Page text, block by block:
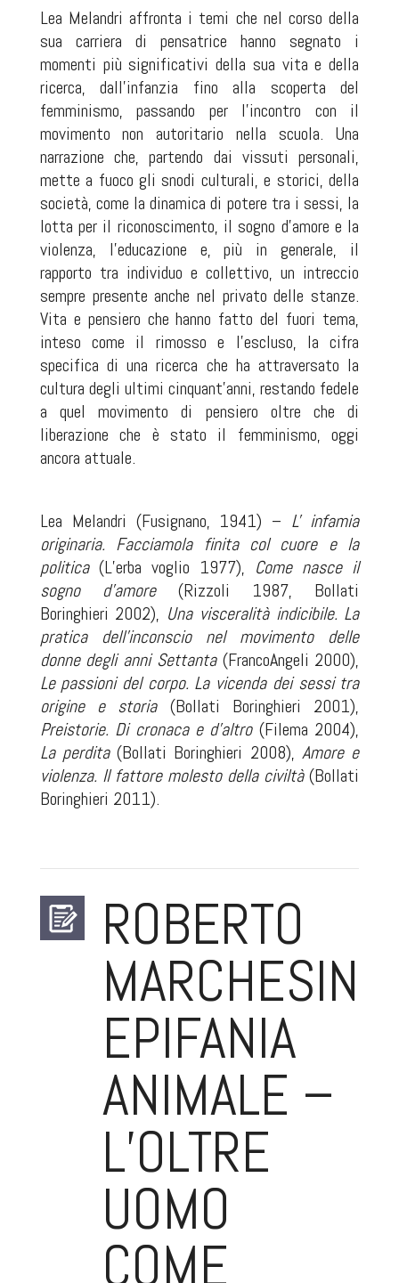
Lea Melandri affronta i temi che nel corso della
sua carriera di pensatrice hanno segnato i
momenti più significativi della sua vita e della
ricerca, dall’infanzia fino alla scoperta del
femminismo, passando per l’incontro con il
movimento non autoritario nella scuola. Una
narrazione che, partendo dai vissuti personali,
mette a fuoco gli snodi culturali, e storici, della
società, come la dinamica di potere tra i sessi, la
lotta per il riconoscimento, il sogno d’amore e la
violenza, l’educazione e, più in generale, il
rapporto tra individuo e collettivo, un intreccio
sempre presente anche nel privato delle stanze.
Vita e pensiero che hanno fatto del fuori tema,
inteso come il rimosso e l’escluso, la cifra
specifica di una ricerca che ha attraversato la
cultura degli ultimi cinquant’anni, restando fedele
a quel movimento di pensiero oltre che di
liberazione che è stato il femminismo, oggi
ancora attuale.
Lea Melandri (Fusignano, 1941) – L' infamia
originaria. Facciamola finita col cuore e la
politica(L’erba voglio 1977), Come nasce il
sogno d’amore(Rizzoli 1987, Bollati
Boringhieri 2002), Una visceralità indicibile. La
pratica dell'inconscio nel movimento delle
donne degli anni Settanta(FrancoAngeli 2000),
Le passioni del corpo. La vicenda dei sessi tra
origine e storia(Bollati Boringhieri 2001),
Preistorie. Di cronaca e d'altro(Filema 2004),
La perdita(Bollati Boringhieri 2008), Amore e
violenza. Il fattore molesto della civiltà(Bollati
Boringhieri 2011).
ROBERTO
MARCHESINI.
EPIFANIA
ANIMALE –
L’OLTRE
UOMO
COME